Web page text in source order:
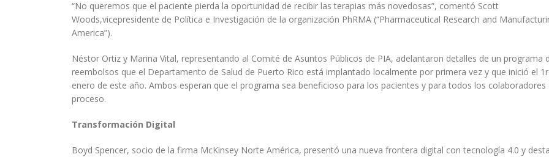
“No queremos que el paciente pierda la oportunidad de recibir las terapias más novedosas”, comentó Scott
Woods,vicepresidente de Política e Investigación de la organización PhRMA (“Pharmaceutical Research and
America”).
Néstor Ortiz y Marina Vital, representando al Comité de Asuntos Públicos de PIA, adelantaron detalles de un programa
reembolsos que el Departamento de Salud de Puerto Rico está implantado localmente por primera vez y que inició el
enero de este año. Ambos esperan que el programa sea beneficioso para los pacientes y para todos los colaboradores
proceso.
Transformación Digital
Boyd Spencer, socio de la firma McKinsey Norte América, presentó una nueva frontera digital con tecnología 4.0 y